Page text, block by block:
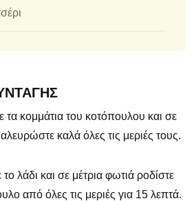
τα κομμάτια του κοτόπουλου και σε
καλά όλες τις μεριές τους.
το λάδι και σε μέτρια φωτιά ροδίστε
από όλες τις μεριές για 15 λεπτά.